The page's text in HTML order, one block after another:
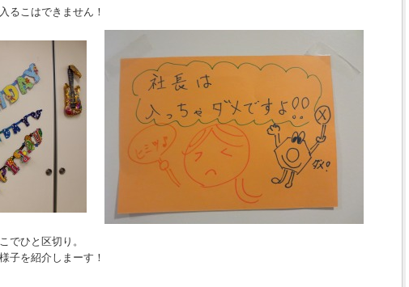
るこはできません！
でひと区切り。
子を紹介しまーす！